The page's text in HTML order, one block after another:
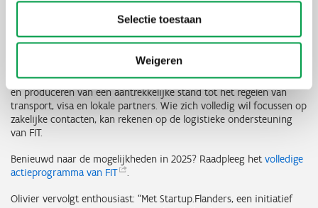
Selectie toestaan
Weigeren
Beurzen zijn niet alleen cruciaal omdat de Vlaamse thuismarkt vaak
te klein is voor ambitieuze kmo’s en start-ups, maar ook omdat ze
een efficiënte én winstgevende manier bieden om nieuwe markten
Bij beursdeelname komt echter heel wat kijken: van het ontwerpen
en produceren van een aantrekkelijke stand tot het regelen van
transport, visa en lokale partners. Wie zich volledig wil focussen op
zakelijke contacten, kan rekenen op de logistieke ondersteuning
van FIT.
Benieuwd naar de mogelijkheden in 2025? Raadpleeg hetvolledige
actieprogramma van FIT .
Olivier vervolgt enthousiast: “Met Startup.Flanders, een initiatief